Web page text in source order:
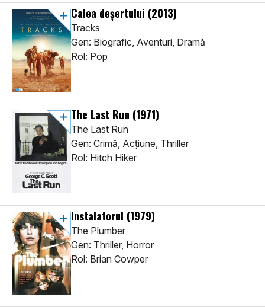
Calea deșertului (2013)
Tracks
Gen: Biografic, Aventuri, Dramă
Rol: Pop
The Last Run (1971)
The Last Run
Gen: Crimă, Acţiune, Thriller
Rol: Hitch Hiker
Instalatorul (1979)
The Plumber
Gen: Thriller, Horror
Rol: Brian Cowper